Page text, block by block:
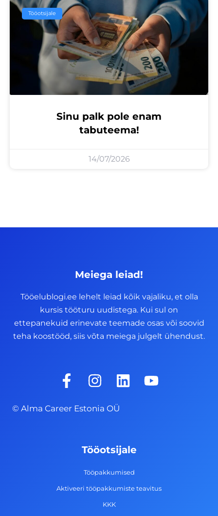
Tööotsijale
Sinu palk pole enam
tabuteema!
14/07/2026
Meiega leiad!
Tööelublogi.ee lehelt leiad kõik vajaliku, et olla
kursis tööturu uudistega. Kui sul on
ettepanekuid erinevate teemade osas või soovid
teha koostööd, siis võta meiega julgelt ühendust.
F
a
e
-
I
n
s
t
g
a
m
L
i
d
n
Y
o
© Alma Career Estonia OÜ
Tööotsijale
Tööpakkumised
Aktiveeri tööpakkumiste teavitus
KKK